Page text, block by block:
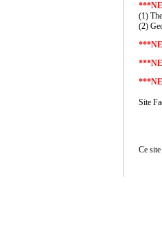
(1)
(2)
Site
Ce